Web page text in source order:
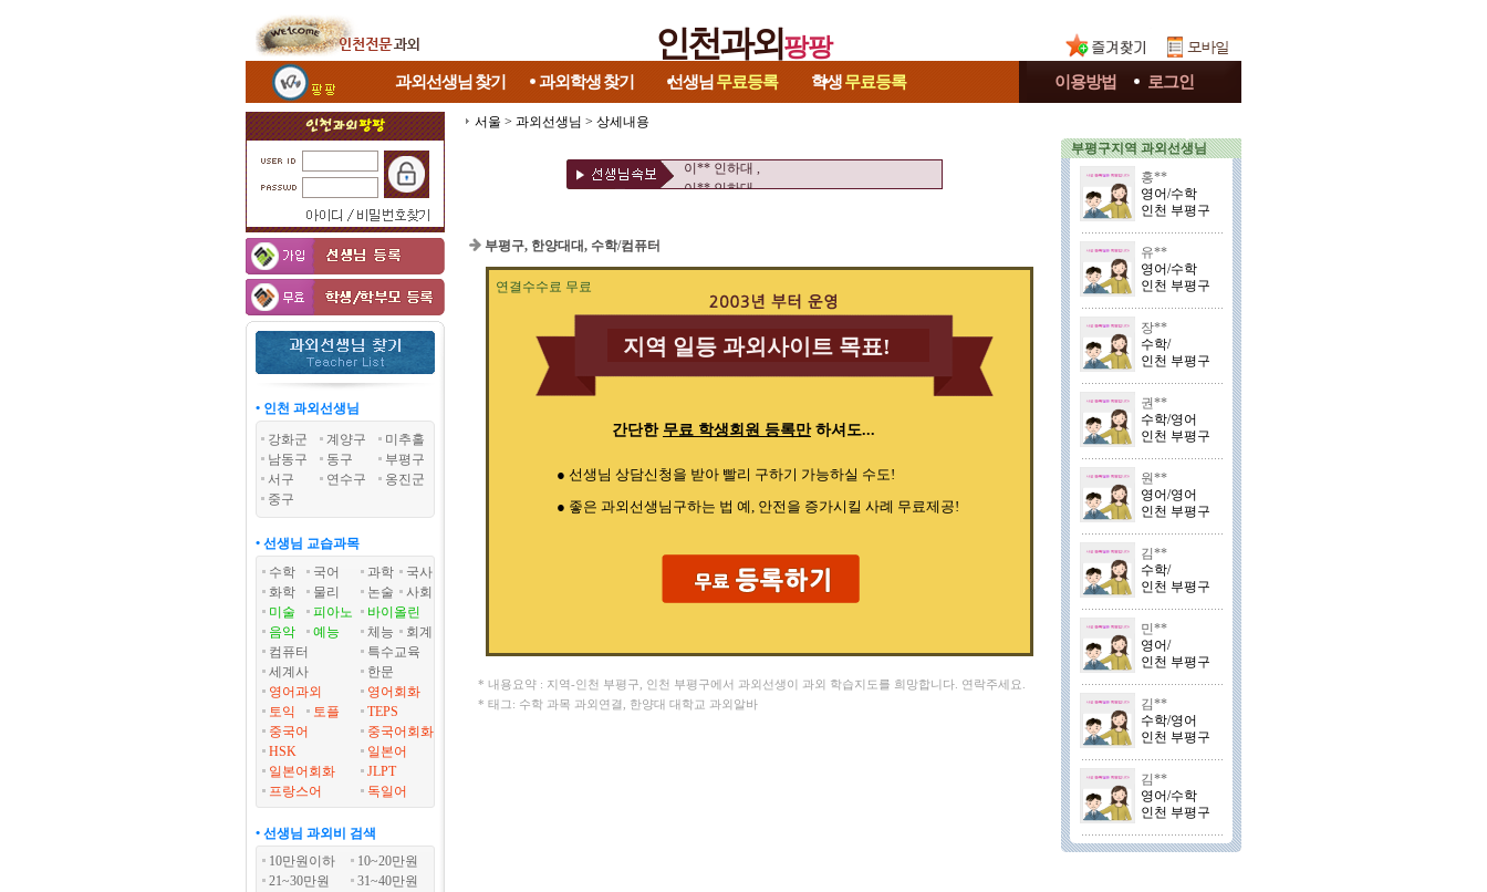
인천과외팡팡
과외선생님 찾기 과외학생찾기 선생님 무료등록 학생무료등록 이용방법 로그인
• 인천 과외선생님
강화군
계양구
미추홀
남동구
동구
부평구
서구
연수구
옹진군
중구
• 선생님 교습과목
수학
국어 과학
국사
화학
물리 논술
사회
미술
피아노
바이올린
음악
예능 체능
회계
컴퓨터
특수교육
세계사
한문
영어과외
영어회화
토익
토플
TEPS
중국어
중국어회화
HSK
일본어
일본어회화
JLPT
프랑스어
독일어
• 선생님 과외비 검색
10만원이하
10~20만원
21~30만원
31~40만원
서울 > 과외선생님 > 상세내용
이** 인하대 ,
이** 인하대 ,
부평구, 한양대대, 수학/컴퓨터
연결수수료 무료
지역 일등 과외사이트 목표!
간단한 무료 학생회원 등록만하셔도...
● 선생님 상담신청을 받아 빨리 구하기 가능하실 수도!
● 좋은 과외선생님구하는 법 예, 안전을 증가시킬 사례 무료제공!
* 내용요약 : 지역-인천 부평구, 인천 부평구에서 과외선생이 과외 학습지도를 희망합니다. 연락주세요.
* 태그: 수학 과목 과외연결, 한양대 대학교 과외알바
부평구지역 과외선생님
홍**
영어/수학
인천 부평구
유**
영어/수학
인천 부평구
장**
수학/
인천 부평구
권**
수학/영어
인천 부평구
원**
영어/영어
인천 부평구
김**
수학/
인천 부평구
민**
영어/
인천 부평구
김**
수학/영어
인천 부평구
김**
영어/수학
인천 부평구